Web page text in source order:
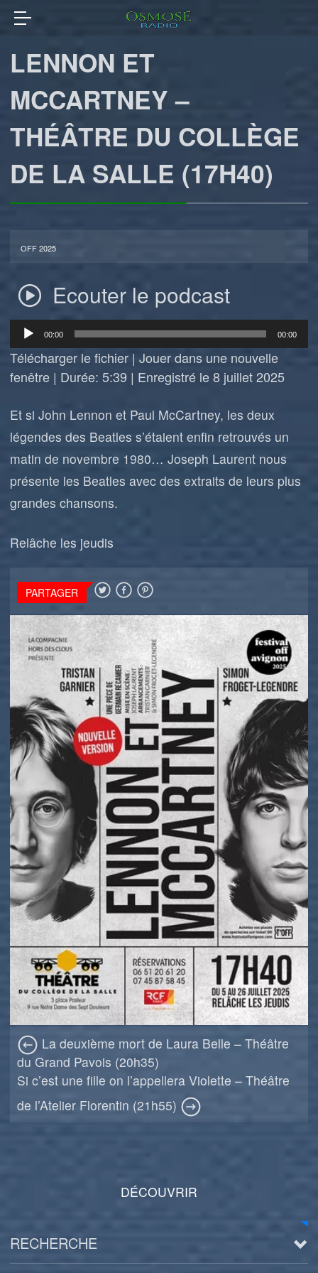
LENNON ET
MCCARTNEY –
THÉÂTRE DU COLLÈGE
DE LA SALLE (17H40)
OFF 2025
Ecouter le podcast
Lecteur
audio
00:00 00:00
Télécharger le fichier |Jouer dans une nouvelle
fenêtre | Durée: 5:39 | Enregistré le 8 juillet 2025
Et si John Lennon et Paul McCartney, les deux
légendes des Beatles s’étaient enfin retrouvés un
matin de novembre 1980… Joseph Laurent nous
présente les Beatles avec des extraits de leurs plus
grandes chansons.
Relâche les jeudis
PARTAGER
La deuxième mort de Laura Belle – Théâtre
du Grand Pavois (20h35)
Si c’est une fille on l’appellera Violette – Théâtre
de l’Atelier Florentin (21h55)
DÉCOUVRIR
RECHERCHE